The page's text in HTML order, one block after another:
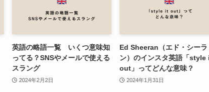
英語の略語一覧 いくつ意味知
ってる？SNSやメールで使える
スラング
2024年2月2日
Ed Sheeran（エド・シーラ
ン）のインスタ英語「style
out」ってどんな意味？
2024年1月31日